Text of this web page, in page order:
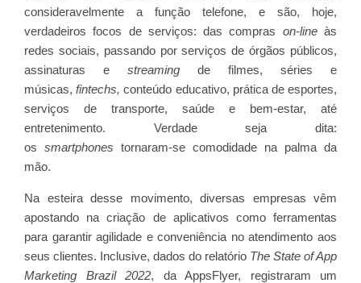
consideravelmente a função telefone, e são, hoje,
verdadeiros focos de serviços: das compras on-lineàs
redes sociais, passando por serviços de órgãos públicos,
assinaturas e streaming de filmes, séries e
músicas,fintechs,conteúdo educativo, prática de esportes,
serviços de transporte, saúde e bem-estar, até
entretenimento. Verdade seja dita:
os smartphones tornaram-se comodidade na palma da
mão.
Na esteira desse movimento, diversas empresas vêm
apostando na criação de aplicativos como ferramentas
para garantir agilidade e conveniência no atendimento aos
seus clientes. Inclusive, dados do relatório The State of App
Marketing Brazil 2022, da AppsFlyer, registraram um